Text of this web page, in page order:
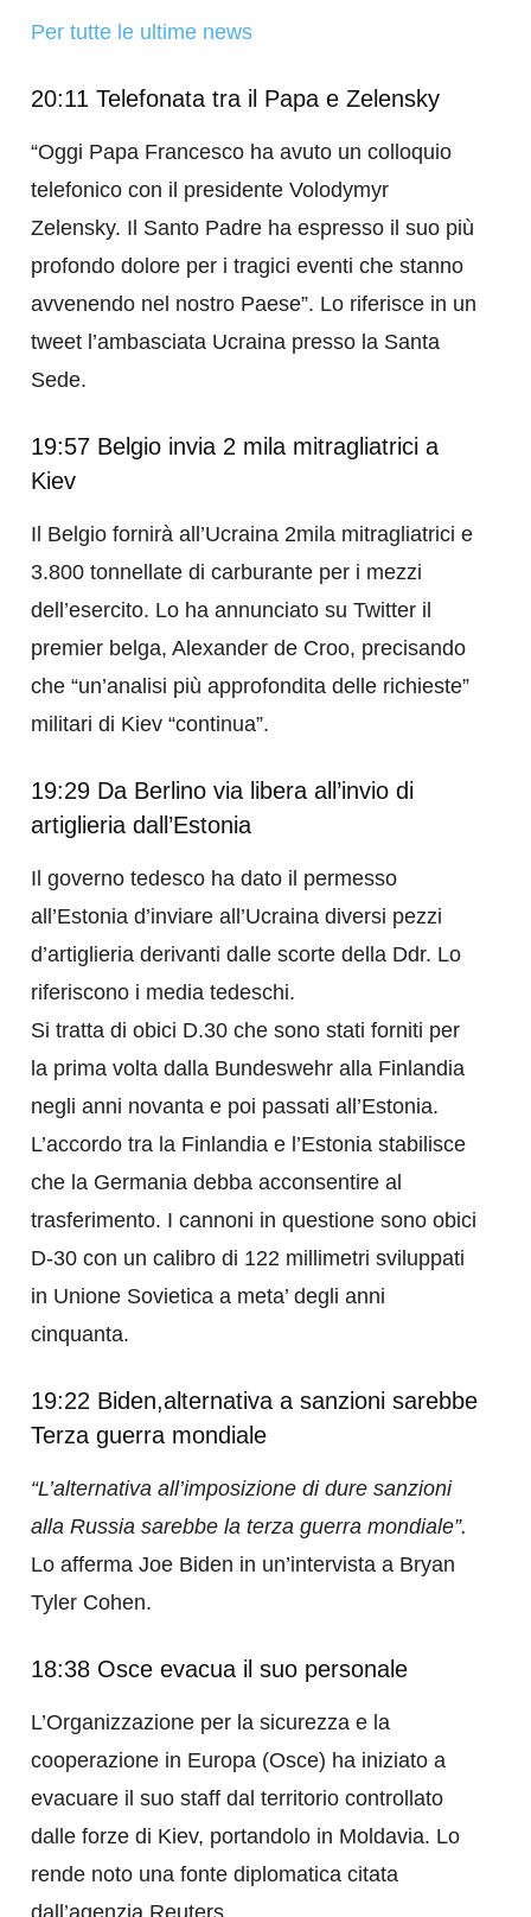
Per tutte le ultime news
20:11 Telefonata tra il Papa e Zelensky
“Oggi Papa Francesco ha avuto un colloquio
telefonico con il presidente Volodymyr
Zelensky. Il Santo Padre ha espresso il suo più
profondo dolore per i tragici eventi che stanno
avvenendo nel nostro Paese”. Lo riferisce in un
tweet l’ambasciata Ucraina presso la Santa
Sede.
19:57 Belgio invia 2 mila mitragliatrici a
Kiev
Il Belgio fornirà all’Ucraina 2mila mitragliatrici e
3.800 tonnellate di carburante per i mezzi
dell’esercito. Lo ha annunciato su Twitter il
premier belga, Alexander de Croo, precisando
che “un’analisi più approfondita delle richieste”
militari di Kiev “continua”.
19:29 Da Berlino via libera all’invio di
artiglieria dall’Estonia
Il governo tedesco ha dato il permesso
all’Estonia d’inviare all’Ucraina diversi pezzi
d’artiglieria derivanti dalle scorte della Ddr. Lo
riferiscono i media tedeschi.
Si tratta di obici D.30 che sono stati forniti per
la prima volta dalla Bundeswehr alla Finlandia
negli anni novanta e poi passati all’Estonia.
L’accordo tra la Finlandia e l’Estonia stabilisce
che la Germania debba acconsentire al
trasferimento. I cannoni in questione sono obici
D-30 con un calibro di 122 millimetri sviluppati
in Unione Sovietica a meta’ degli anni
cinquanta.
19:22 Biden,alternativa a sanzioni sarebbe
Terza guerra mondiale
“L’alternativa all’imposizione di dure sanzioni
alla Russia sarebbe la terza guerra mondiale”.
Lo afferma Joe Biden in un’intervista a Bryan
Tyler Cohen.
18:38 Osce evacua il suo personale
L’Organizzazione per la sicurezza e la
cooperazione in Europa (Osce) ha iniziato a
evacuare il suo staff dal territorio controllato
dalle forze di Kiev, portandolo in Moldavia. Lo
rende noto una fonte diplomatica citata
dall’agenzia Reuters.